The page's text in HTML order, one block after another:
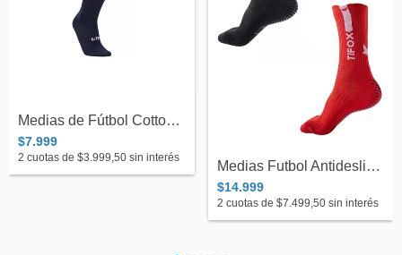
Medias de Fútbol Cottonfoot 29/33 Niño
$7.999
2 cuotas de $3.999,50 sin interés
Medias Futbol Antideslizantes 3/4 HGR-1...
$14.999
2 cuotas de $7.499,50sin interés